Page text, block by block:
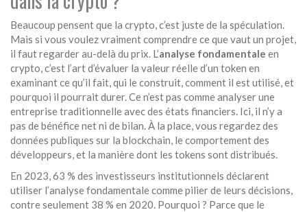
Beaucoup pensent que la crypto, c’est juste de la spéculation.
Mais si vous voulez vraiment comprendre ce que vaut un projet,
il faut regarder au-delà du prix. L’analyse fondamentale en
crypto, c’est l’art d’évaluer la valeur réelle d’un token en
examinant ce qu’il fait, qui le construit, comment il est utilisé, et
pourquoi il pourrait durer. Ce n’est pas comme analyser une
entreprise traditionnelle avec des états financiers. Ici, il n’y a
pas de bénéfice net ni de bilan. À la place, vous regardez des
données publiques sur la blockchain, le comportement des
développeurs, et la manière dont les tokens sont distribués.
En 2023, 63 % des investisseurs institutionnels déclarent
utiliser l’analyse fondamentale comme pilier de leurs décisions,
contre seulement 38 % en 2020. Pourquoi ? Parce que le